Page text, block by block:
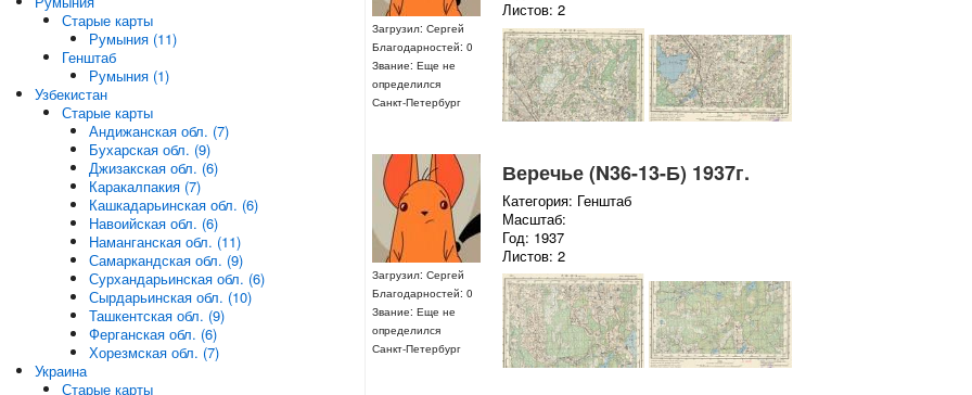
Загрузил: Сергей
Благодарностей: 0
Звание: Еще не
определился
Санкт-Петербург
Листов: 2
Загрузил: Сергей
Благодарностей: 0
Звание: Еще не
определился
Санкт-Петербург
Веречье (N36-13-Б) 1937г.
Категория: Генштаб
Масштаб:
Год: 1937
Листов: 2
Старые карты
Румыния (11)
Генштаб
Румыния (1)
Узбекистан
Старые карты
Андижанская обл. (7)
Бухарская обл. (9)
Джизакская обл. (6)
Каракалпакия (7)
Кашкадарьинская обл. (6)
Навоийская обл. (6)
Наманганская обл. (11)
Самаркандская обл. (9)
Сурхандарьинская обл. (6)
Сырдарьинская обл. (10)
Ташкентская обл. (9)
Ферганская обл. (6)
Хорезмская обл. (7)
Украина
Старые карты